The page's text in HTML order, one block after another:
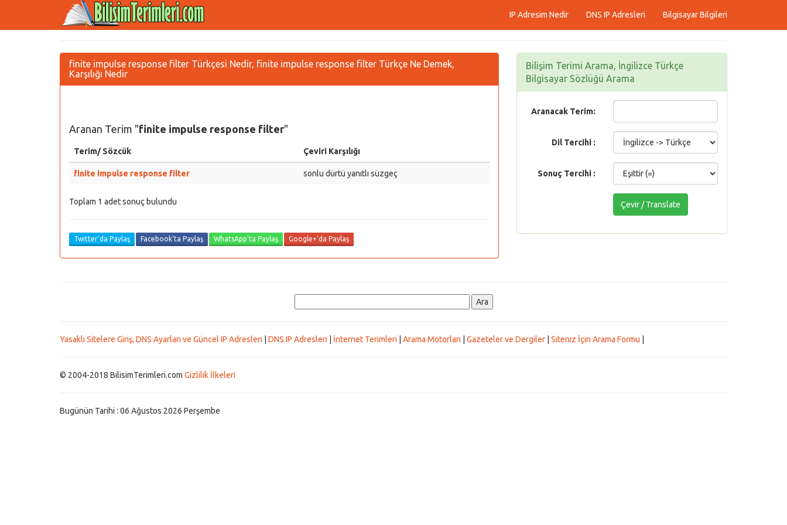
IP Adresim Nedir DNS IP Adresleri Bilgisayar Bilgileri
finite impulse response filter Türkçesi Nedir, finite impulse response filter Türkçe Ne Demek,
Karşılığı Nedir
Aranan Terim "finite impulse response filter"
Terim/ Sözcük Çeviri Karşılığı
finite impulse response filter sonlu dürtü yanıtlı süzgeç
Toplam 1 adet sonuç bulundu
Twitter'da Paylaş Facebook'ta Paylaş WhatsApp'ta Paylaş Google+'da Paylaş
Bilişim Terimi Arama, İngilizce Türkçe
Bilgisayar Sözlüğü Arama
Aranacak Terim:
Dil Tercihi :
Sonuç Tercihi :
Yasaklı Sitelere Giriş, DNS Ayarları ve Güncel IP Adresleri DNS IP Adresleri İnternet Terimleri Arama Motorları Gazeteler ve Dergiler Siteniz İçin Arama Formu
© 2004-2018 BilisimTerimleri.com Gizlilik İlkeleri
Bugünün Tarihi : 06 Ağustos 2026 Perşembe